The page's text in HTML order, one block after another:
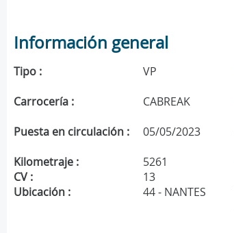
Información general
Tipo : VP
Carrocería : CABREAK
Puesta en circulación :
05/05/2023
Kilometraje :
5261
CV :
13
Ubicación :
44 - NANTES